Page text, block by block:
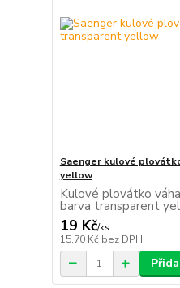
Saenger kulové
yellow
Kulové plovátko
barva transparent
19 Kč/ks
15,70 Kč bez DPH